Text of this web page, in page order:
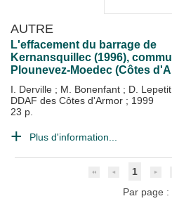
AUTRE
L'effacement du barrage de
Kernansquillec (1996),
Plounevez-Moedec (Côtes
I. Derville ; M. Bonenfant ; D. Lepetit
DDAF des Côtes d'Armor ; 1999
23 p.
Plus d'information...
1
Par page :